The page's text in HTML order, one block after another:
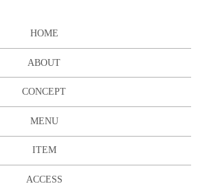
HOME
ABOUT
CONCEPT
MENU
ITEM
ACCESS